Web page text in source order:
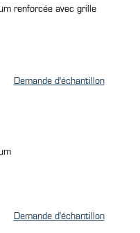
renforcée avec grille
Demande d'échantillon
Demande d'échantillon